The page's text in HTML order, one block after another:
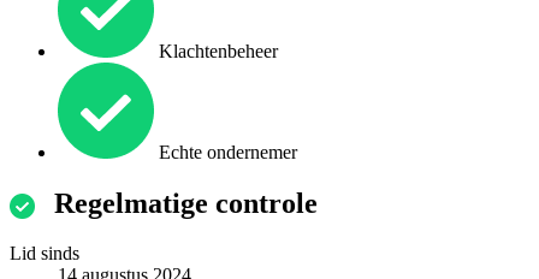
Klachtenbeheer
Echte ondernemer
Regelmatige controle
Lid sinds